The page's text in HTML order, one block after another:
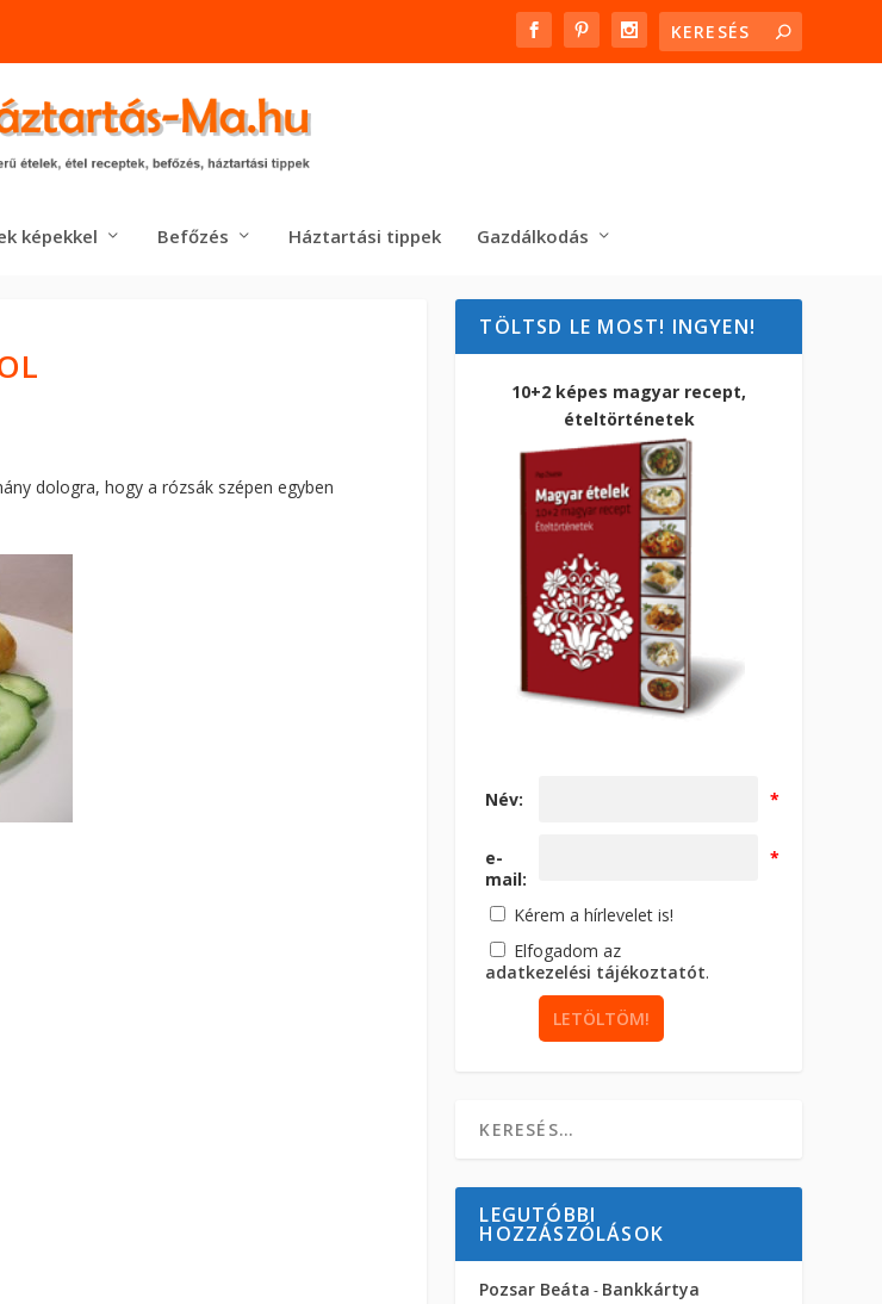
képekkel Befőzés Háztartási tippek Gazdálkodás
dologra, hogy a rózsák szépen egyben
TÖLTSD LE MOST! INGYEN!
10+2 képes magyar recept,
ételtörténetek
Név: *
e-
mail:
*
Kérem a hírlevelet is!
Elfogadom az
adatkezelési tájékoztatót.
LEGUTÓBBI
HOZZÁSZÓLÁSOK
Pozsar Beáta - Bankkártya